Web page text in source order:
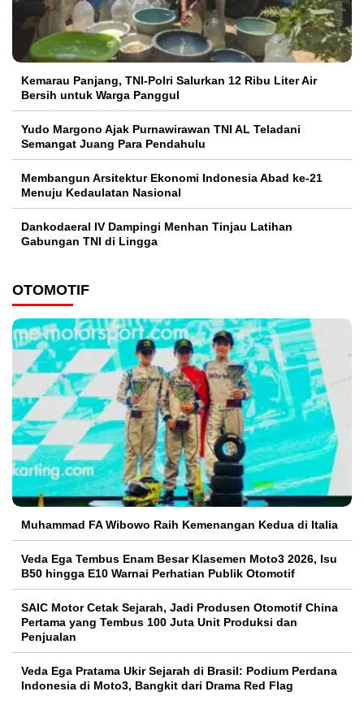
Kemarau Panjang, TNI-Polri Salurkan 12 Ribu Liter Air
Bersih untuk Warga Panggul
Yudo Margono Ajak Purnawirawan TNI AL Teladani
Semangat Juang Para Pendahulu
Membangun Arsitektur Ekonomi Indonesia Abad ke-21
Menuju Kedaulatan Nasional
Dankodaeral IV Dampingi Menhan Tinjau Latihan
Gabungan TNI di Lingga
OTOMOTIF
Muhammad FA Wibowo Raih Kemenangan Kedua di Italia
Veda Ega Tembus Enam Besar Klasemen Moto3 2026, Isu
B50 hingga E10 Warnai Perhatian Publik Otomotif
SAIC Motor Cetak Sejarah, Jadi Produsen Otomotif China
Pertama yang Tembus 100 Juta Unit Produksi dan
Penjualan
Veda Ega Pratama Ukir Sejarah di Brasil: Podium Perdana
Indonesia di Moto3, Bangkit dari Drama Red Flag